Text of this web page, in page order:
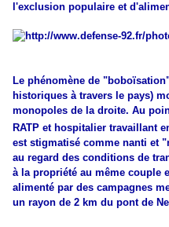
l'exclusion populaire et
Le phénomène de
historiques à travers le pays)
monopoles de la droite. Au
RATP et hospitalier travaillant
est stigmatisé comme nanti et
au regard des conditions de
à la propriété au même couple
alimenté par des campagnes
un rayon de 2 km du pont de